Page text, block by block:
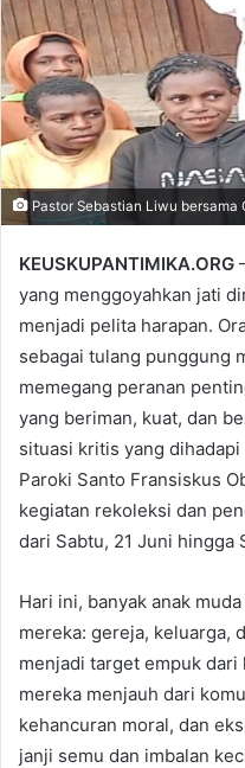
Pastor Sebastian Liwu bersama
KEUSKUPANTIMIKA.ORG
yang menggoyahkan jati
menjadi pelita harapan.
sebagai tulang punggung
memegang peranan
yang beriman, kuat, dan
situasi kritis yang
Paroki Santo Fransiskus
kegiatan rekoleksi dan
dari Sabtu, 21 Juni hingga
Hari ini, banyak anak
mereka: gereja, keluarga,
menjadi target empuk
mereka menjauh dari
kehancuran moral, dan
janji semu dan imbalan